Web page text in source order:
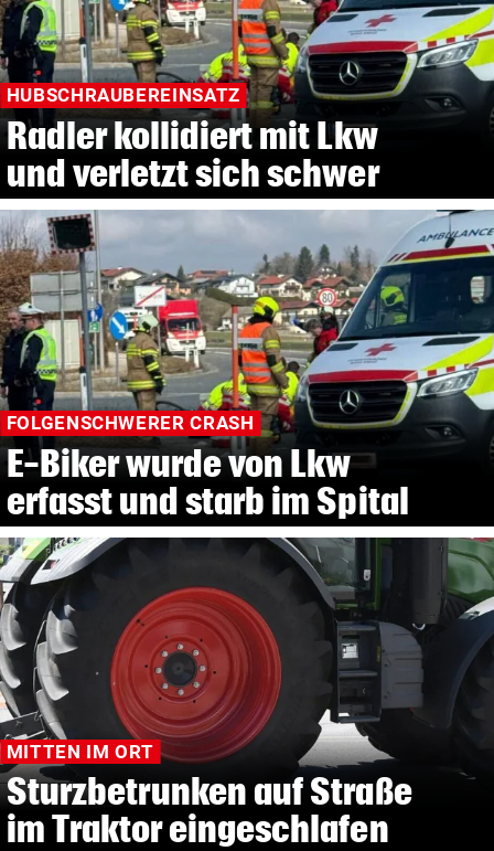
HUBSCHRAUBEREINSATZ
Radler kollidiert mit Lkw
und verletzt sich schwer
FOLGENSCHWERER CRASH
E-Biker wurde von Lkw
erfasst und starb im Spital
MITTEN IM ORT
Sturzbetrunken auf Straße
im Traktor eingeschlafen